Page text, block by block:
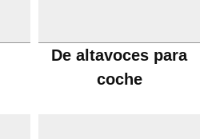
De altavoces para
coche